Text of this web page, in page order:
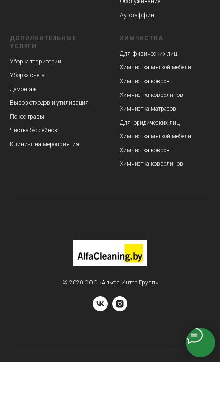
Обслуживание
Аутстаффинг
ДОПОЛНИТЕЛЬНЫЕ
УСЛУГИ
Уборка территории
Уборка снега
Демонтаж
Вывоз отходов и утилизация
Покос травы
Чистка бассейнов
Клининг на мероприятия
ХИМЧИСТКА
Для физических лиц
Химчистка мягкой мебели
Химчистка ковров
Химчистка ковролинов
Химчистка матрасов
Для юридических лиц
Химчистка мягкой мебели
Химчистка ковров
Химчистка ковролинов
© 2020 ООО «Альфа Интер Групп»